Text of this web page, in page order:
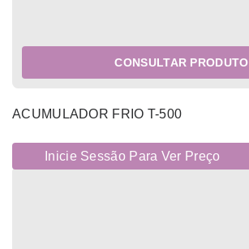
CONSULTAR PRODUTO
ACUMULADOR FRIO T-500
Inicie Sessão Para Ver Preço